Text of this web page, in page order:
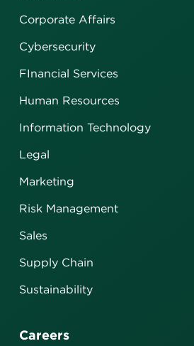
Corporate Affairs
Cybersecurity
FInancial Services
Human Resources
Information Technology
Legal
Marketing
Risk Management
Sales
Supply Chain
Sustainability
Careers